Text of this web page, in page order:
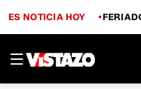
ES NOTICIA HOY